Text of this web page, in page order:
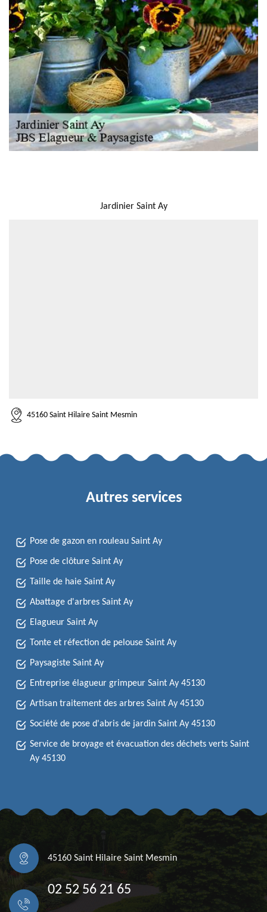
Jardinier Saint Ay
45160 Saint Hilaire Saint Mesmin
Autres services
Pose de gazon en rouleau Saint Ay
Pose de clôture Saint Ay
Taille de haie Saint Ay
Abattage d'arbres Saint Ay
Elagueur Saint Ay
Tonte et réfection de pelouse Saint Ay
Paysagiste Saint Ay
Entreprise élagueur grimpeur Saint Ay 45130
Artisan traitement des arbres Saint Ay 45130
Société de pose d'abris de jardin Saint Ay 45130
Service de broyage et évacuation des déchets verts Saint
Ay 45130
45160 Saint Hilaire Saint Mesmin
02 52 56 21 65